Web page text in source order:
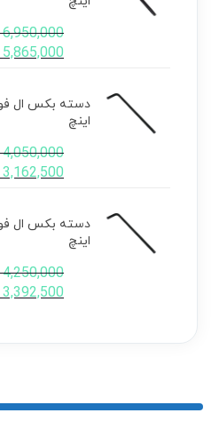
6,950,000
5,865,000
اینچ
4,050,000
3,162,500
اینچ
4,250,000
3,392,500